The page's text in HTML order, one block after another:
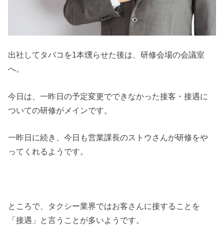
出社してタバコを1本燻らせた後は、研修会場の会議室
へ。
今日は、一昨日の予定変更でできなかった接客・接遇に
ついての研修がメインです。
一昨日に続き、今日も営業課長のストウさんが研修をや
ってくれるようです。
ところで、タクシー業界ではお客さんに接することを
「接遇」と言うことが多いようです。